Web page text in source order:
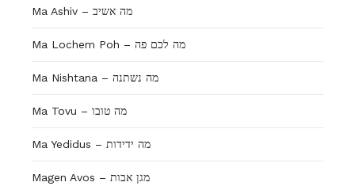
Ma Ashiv – מה אשיב
Ma Lochem Poh – מה לכם פה
Ma Nishtana – מה נשתנה
Ma Tovu – מה טובו
Ma Yedidus – מה ידידות
Magen Avos – מגן אבות